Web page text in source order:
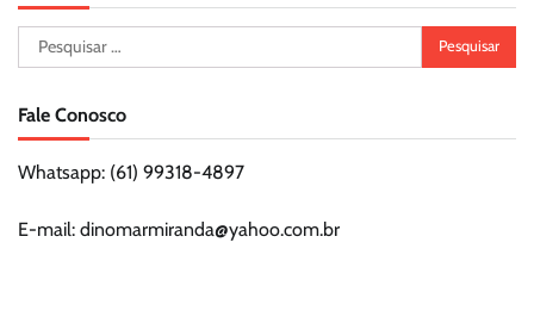
Pesquisar
por:
Fale Conosco
Whatsapp: (61) 99318-4897
E-mail: dinomarmiranda@yahoo.com.br